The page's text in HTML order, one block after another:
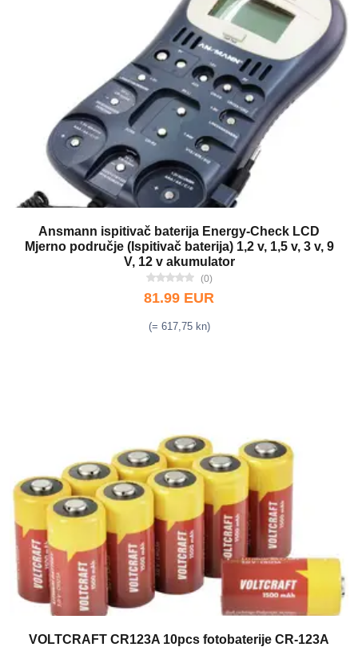
Ansmann ispitivač baterija Energy-Check LCD
Mjerno područje (Ispitivač baterija) 1,2 v, 1,5 v, 3 v, 9
V, 12 v akumulator
(0)
81.99 EUR
(= 617,75 kn)
VOLTCRAFT CR123A 10pcs fotobaterije CR-123A